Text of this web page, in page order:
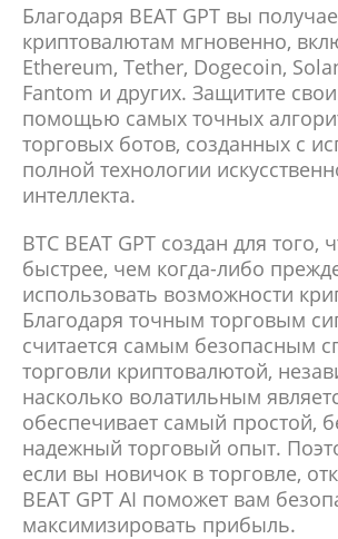
Благодаря BEAT GPT вы
криптовалютам мгновенно,
Ethereum, Tether, Dogecoin,
Fantom и других. Защитите
помощью самых точных
торговых ботов, созданных с
полной технологии
интеллекта.
BTC BEAT GPT создан для того,
быстрее, чем когда-либо
использовать возможности
Благодаря точным торговым
считается самым безопасным
торговли криптовалютой,
насколько волатильным
обеспечивает самый простой,
надежный торговый опыт.
если вы новичок в торговле,
BEAT GPT AI поможет вам
максимизировать прибыль.